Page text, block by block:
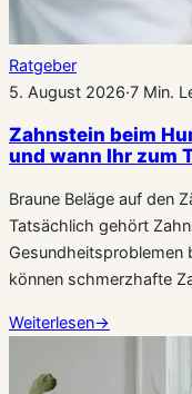
Ratgeber
5. August 2026·7 Min.
Zahnstein beim
und wann Ihr zum
Braune Beläge auf den
Tatsächlich gehört
Gesundheitsproblemen
können schmerzhafte
Weiterlesen→